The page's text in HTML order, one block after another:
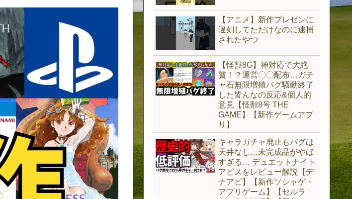
【アニメ】新作プレゼンに
遅刻してただけなのに逮捕
されたやつ
【怪獣8G】神対応で大絶
賛！？運営〇〇配布…ガチ
ャ石無限増殖バグ騒動終了
した皆んなの反応&個人的
意見【怪獣8号 THE
GAME】【新作ゲームアプ
リ】
キャラガチャ廃止もバグは
天井なし…未完成品がやば
すぎる… デュエットナイト
アビスをレビュー解説【デ
ナアビ】【新作ソシャゲ・
アプリゲーム】【セルラ